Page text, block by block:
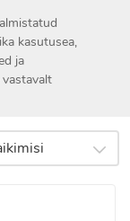
kasutusea,
ja